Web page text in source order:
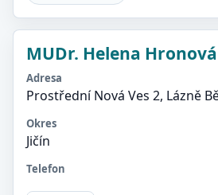
MUDr. Helena Hronová
Adresa
Prostřední Nová Ves 2, Lázně
Okres
Jičín
Telefon